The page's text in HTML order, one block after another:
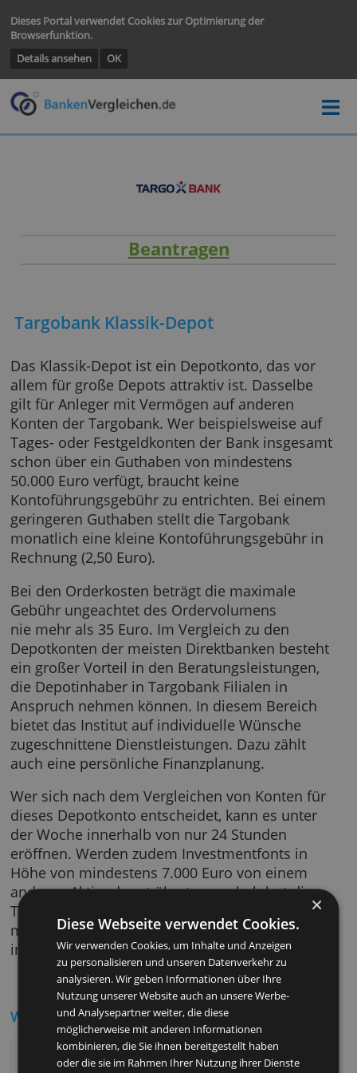
Dieses Portal verwendet Cookies zur Optimierung der
Browserfunktion.
Details ansehen OK
Targobank Klassik-Depot
Das Klassik-Depot ist ein Depotkonto, das
allem für große Depots attraktiv ist. Dasselbe
gilt für Anleger mit Vermögen auf anderen
Konten der Targobank. Wer beispielsweise
Tages- oder Festgeldkonten der Bank
schon über ein Guthaben von mindestens
50.000 Euro verfügt, braucht keine
Kontoführungsgebühr zu entrichten. Bei
geringeren Guthaben stellt die Targobank
monatlich eine kleine Kontoführungsgebühr
Rechnung (2,50 Euro).
Bei den Orderkosten beträgt die maximale
Gebühr ungeachtet des Ordervolumens
nie mehr als 35 Euro. Im Vergleich zu den
Depotkonten der meisten Direktbanken
ein großer Vorteil in den
Anspruch nehmen können. In diesem
bietet das Institut auf individuelle Wünsche
zugeschnittene Dienstleistungen. Dazu zählt
auch eine persönliche Finanzplanung.
Wer sich nach dem Vergleichen von Konten
dieses Depotkonto entscheidet, kann es
der Woche innerhalb von nur 24 Stunden
eröffnen. Werden zudem Investmentfonts in
Höhe von mindestens 7.000 Euro von einem
anderen Aktiendepot übertragen, belohnt die
Targobank das mit einer Geldprämie. Auch
macht ein Eröffnen dieses Direktdepots zu
Diese Webseite verwendet Cookies.